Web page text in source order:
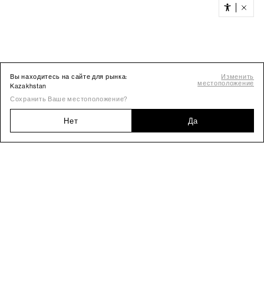
Вы находитесь на сайте для рынка:
Kazakhstan
Изменить
местоположение
Сохранить Ваше местоположение?
Нет Да